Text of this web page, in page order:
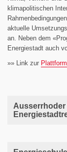
klimapolitischen
aktuelle
an. Neben dem
Energiestadt auch
»» Link zur
Ausserrhoder